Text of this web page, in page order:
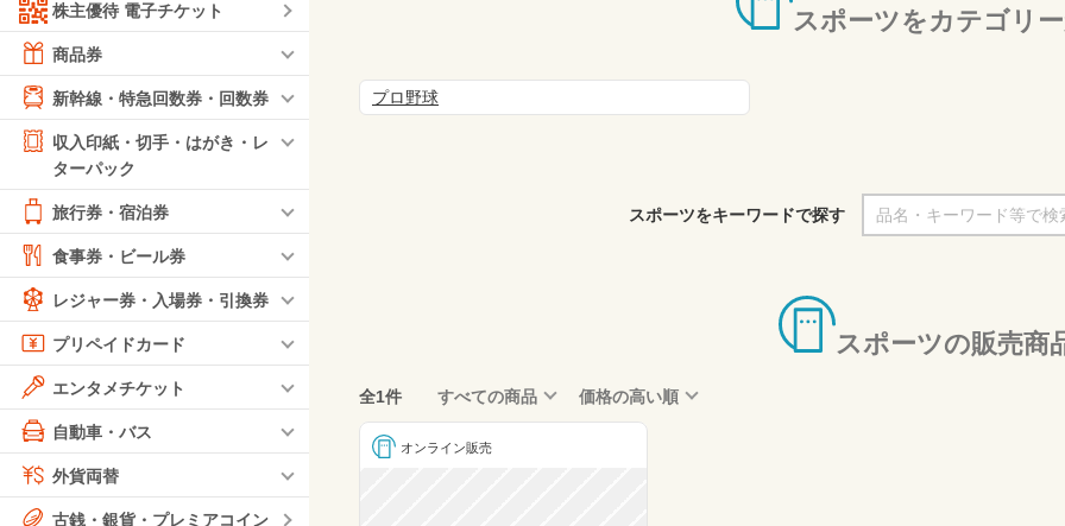
株主優待 電子チケット
商品券
新幹線・特急回数券・回数券
収入印紙・切手・はがき・レ
ターパック
旅行券・宿泊券
食事券・ビール券
レジャー券・入場券・引換券
プリペイドカード
エンタメチケット
自動車・バス
外貨両替
古銭・銀貨・プレミアコイン
スポーツをカテゴリ
プロ野球
スポーツをキーワードで探す
スポーツの販売商
全1件 すべての商品 価格の高い順
オンライン販売